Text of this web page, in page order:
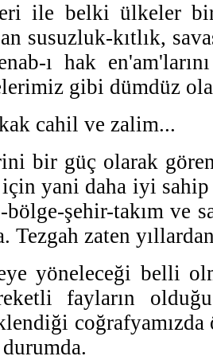
ile belki ülkeler
susuzluk-kıtlık,
ı hak
gibi dümdüz
cahil ve zalim...
bir güç olarak
yani daha iyi
şehir-takım ve
Tezgah zaten
yöneleceği belli
fayların
coğrafyamızda
durumda.